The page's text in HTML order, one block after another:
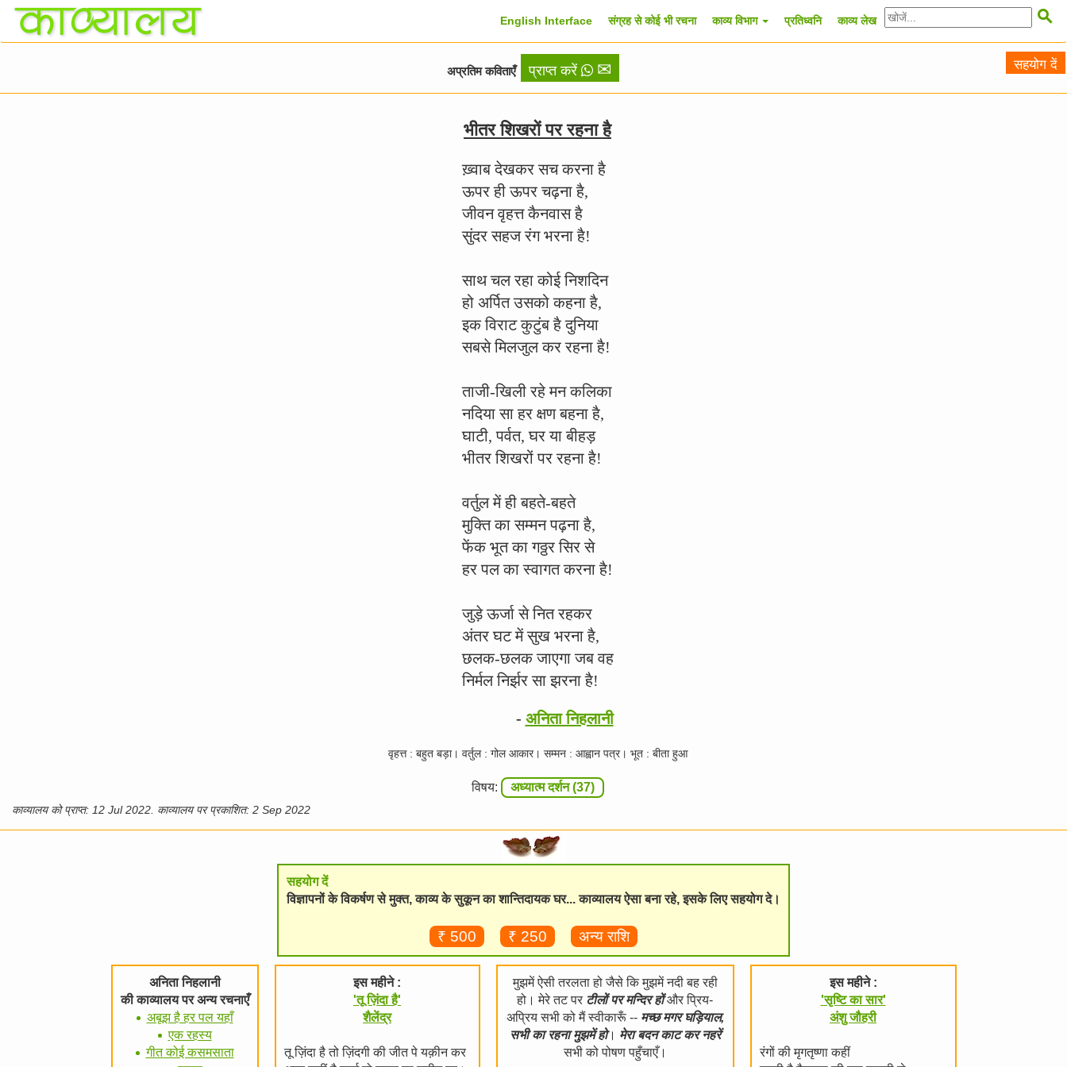

English Interface संग्रह से कोई भी रचना काव्य विभाग प्रतिध्वनि काव्य लेख
सहयोग दें
अप्रतिम कविताएँ प्राप्त करें ✉
भीतर शिखरों पर रहना है
ख़्वाब देखकर सच करना है
ऊपर ही ऊपर चढ़ना है,
जीवन वृहत्त कैनवास है
सुंदर सहज रंग भरना है!
साथ चल रहा कोई निशदिन
हो अर्पित उसको कहना है,
इक विराट कुटुंब है दुनिया
सबसे मिलजुल कर रहना है!
ताजी-खिली रहे मन कलिका
नदिया सा हर क्षण बहना है,
घाटी, पर्वत, घर या बीहड़
भीतर शिखरों पर रहना है!
वर्तुल में ही बहते-बहते
मुक्ति का सम्मन पढ़ना है,
फेंक भूत का गठ्ठर सिर से
हर पल का स्वागत करना है!
जुड़े ऊर्जा से नित रहकर
अंतर घट में सुख भरना है,
छलक-छलक जाएगा जब वह
निर्मल निर्झर सा झरना है!
- अनिता निहलानी
वृहत्त : बहुत बड़ा। वर्तुल : गोल आकार। सम्मन : आह्वान पत्र। भूत : बीता हुआ
विषय: अध्यात्म दर्शन (37)
काव्यालय को प्राप्त: 12 Jul 2022. काव्यालय पर प्रकाशित: 2 Sep 2022
सहयोग दें
विज्ञापनों के विकर्षण से मुक्त, काव्य के सुकून का शान्तिदायक घर... काव्यालय ऐसा बना रहे, इसके लिए सहयोग दे।
₹ 500 ₹ 250 अन्य राशि
अनिता निहलानी
की काव्यालय पर अन्य रचनाएँ
अबूझ है हर पल यहाँ
एक रहस्य
गीत कोई कसमसाता
इस महीने :
'तू ज़िंदा है'
शैलेंद्र
तू ज़िंदा है तो ज़िंदगी की जीत पे यक़ीन कर
मुझमें ऐसी तरलता हो जैसे कि मुझमें नदी बह रही
हो। मेरे तट पर टीलों पर मन्दिर होंऔर प्रिय-
अप्रिय सभी को मैं स्वीकारूँ -- मच्छ मगर घड़ियाल,
सभी का रहना मुझमें हो। मेरा बदन काट कर नहरें
सभी को पोषण पहुँचाएँ।
इस महीने :
'सृष्टि का सार'
अंशु जौहरी
रंगों की मृगतृष्णा कहीं